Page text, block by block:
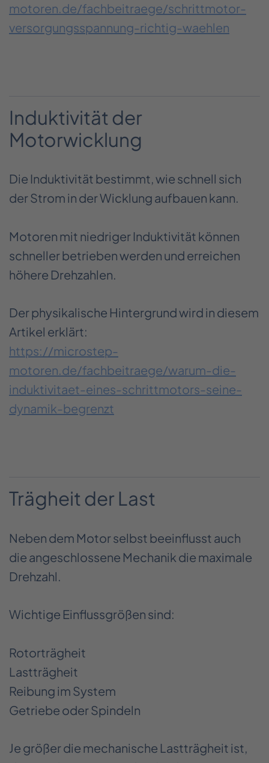
motoren.de/fachbeitraege/schrittmotor-
versorgungsspannung-richtig-waehlen
Induktivität der
Motorwicklung
Die Induktivität bestimmt, wie schnell sich
der Strom in der Wicklung aufbauen kann.
Motoren mit niedriger Induktivität können
schneller betrieben werden und erreichen
höhere Drehzahlen.
Der physikalische Hintergrund wird in diesem
Artikel erklärt:
https://microstep-
motoren.de/fachbeitraege/warum-die-
induktivitaet-eines-schrittmotors-seine-
dynamik-begrenzt
Trägheit der Last
Neben dem Motor selbst beeinflusst auch
die angeschlossene Mechanik die maximale
Drehzahl.
Wichtige Einflussgrößen sind:
Rotorträgheit
Lastträgheit
Reibung im System
Getriebe oder Spindeln
Je größer die mechanische Lastträgheit ist,